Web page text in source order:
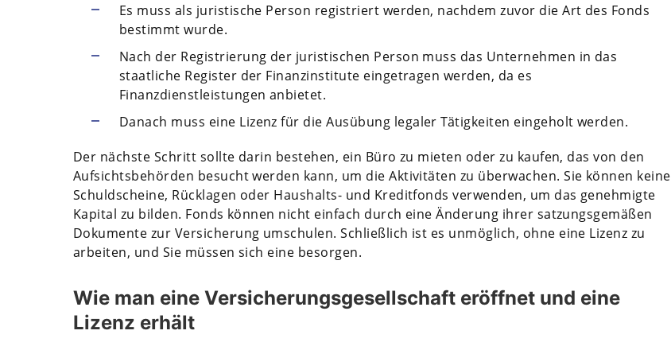
Es muss als juristische Person registriert werden, nachdem zuvor die Art des Fonds
bestimmt wurde.
Nach der Registrierung der juristischen Person muss das Unternehmen in das
staatliche Register der Finanzinstitute eingetragen werden, da es
Finanzdienstleistungen anbietet.
Danach muss eine Lizenz für die Ausübung legaler Tätigkeiten eingeholt werden.
Der nächste Schritt sollte darin bestehen, ein Büro zu mieten oder zu kaufen, das von den
Aufsichtsbehörden besucht werden kann, um die Aktivitäten zu überwachen. Sie können keine
Schuldscheine, Rücklagen oder Haushalts- und Kreditfonds verwenden, um das genehmigte
Kapital zu bilden. Fonds können nicht einfach durch eine Änderung ihrer satzungsgemäßen
Dokumente zur Versicherung umschulen. Schließlich ist es unmöglich, ohne eine Lizenz zu
arbeiten, und Sie müssen sich eine besorgen.
Wie man eine Versicherungsgesellschaft eröffnet und eine
Lizenz erhält